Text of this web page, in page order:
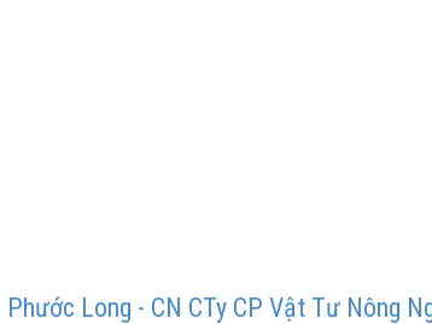
Long - CN CTy CP Vật Tư Nông